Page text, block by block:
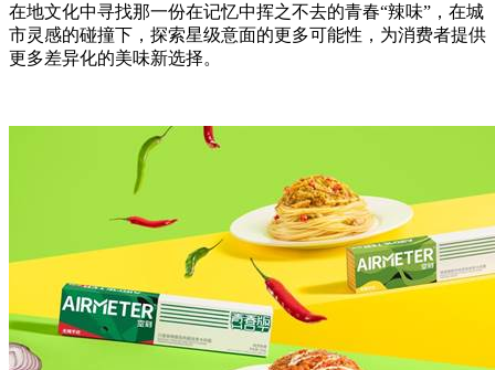
在地文化中寻找那一份在记忆中挥之不去的青春“辣味”，在城
市灵感的碰撞下，探索星级意面的更多可能性，为消费者提供
更多差异化的美味新选择。